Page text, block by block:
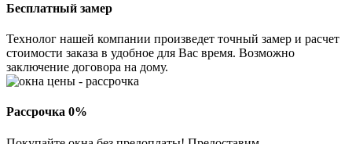
Бесплатный замер
Технолог нашей компании произведет точный замер и расчет
стоимости заказа в удобное для Вас время. Возможно
заключение договора на дому.
Рассрочка 0%